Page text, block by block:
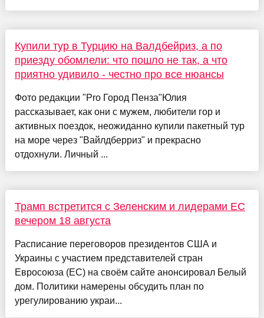
Купили тур в Турцию на Валдбейриз, а по
приезду обомлели: что пошло не так, а что
приятно удивило - честно про все нюансы
Фото редакции "Pro Город Пенза"Юлия
рассказывает, как они с мужем, любители гор и
активных поездок, неожиданно купили пакетный тур
на море через "Вайлдберриз" и прекрасно
отдохнули. Личный ...
Трамп встретится с Зеленским и лидерами ЕС
вечером 18 августа
Расписание переговоров президентов США и
Украины с участием представителей стран
Евросоюза (ЕС) на своём сайте анонсировал Белый
дом. Политики намерены обсудить план по
урегулированию украи...